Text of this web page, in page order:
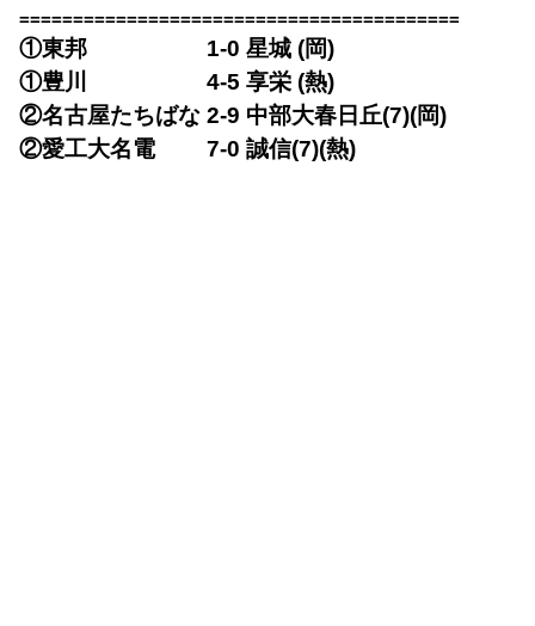
=========================================
①東邦 1-0 星城 (岡)
①豊川 4-5 享栄 (熱)
②名古屋たちばな 2-9 中部大春日丘(7)(岡)
②愛工大名電 7-0 誠信(7)(熱)